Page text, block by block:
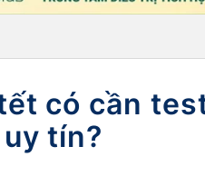
có cần
tín?